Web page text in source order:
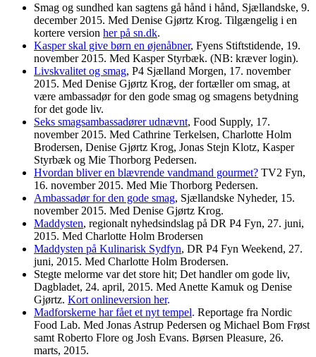
Smag og sundhed kan sagtens gå hånd i hånd, Sjællandske, 9.
december 2015. Med Denise Gjørtz Krog. Tilgængelig i en
kortere version her på sn.dk.
Kasper skal give børn en øjenåbner, Fyens Stiftstidende, 19.
november 2015. Med Kasper Styrbæk. (NB: kræver login).
Livskvalitet og smag, P4 Sjælland Morgen, 17. november
2015. Med Denise Gjørtz Krog, der fortæller om smag, at
være ambassadør for den gode smag og smagens betydning
for det gode liv.
Seks smagsambassadører udnævnt, Food Supply, 17.
november 2015. Med Cathrine Terkelsen, Charlotte Holm
Brodersen, Denise Gjørtz Krog, Jonas Stejn Klotz, Kasper
Styrbæk og Mie Thorborg Pedersen.
Hvordan bliver en blævrende vandmand gourmet? TV2 Fyn,
16. november 2015. Med Mie Thorborg Pedersen.
Ambassadør for den gode smag, Sjællandske Nyheder, 15.
november 2015. Med Denise Gjørtz Krog.
Maddysten, regionalt nyhedsindslag på DR P4 Fyn, 27. juni,
2015. Med Charlotte Holm Brodersen
Maddysten på Kulinarisk Sydfyn, DR P4 Fyn Weekend, 27.
juni, 2015. Med Charlotte Holm Brodersen.
Stegte melorme var det store hit; Det handler om gode liv,
Dagbladet, 24. april, 2015. Med Anette Kamuk og Denise
Gjørtz. Kort onlineversion her.
Madforskerne har fået et nyt tempel. Reportage fra Nordic
Food Lab. Med Jonas Astrup Pedersen og Michael Bom Frøst
samt Roberto Flore og Josh Evans. Børsen Pleasure, 26.
marts, 2015.